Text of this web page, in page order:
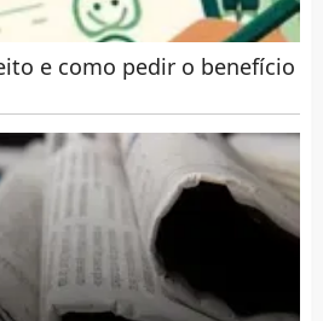
e como pedir o benefício